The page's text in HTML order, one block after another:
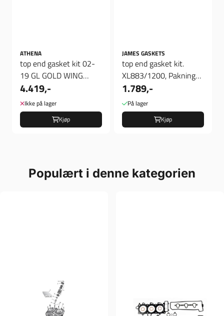
ATHENA
top end gasket kit 02-
19 GL GOLD WING
1800cc
4.419,-
Ikke på lager
Kjøp
JAMES GASKETS
top end gasket kit.
XL883/1200, Pakning
sett
1.789,-
På lager
Kjøp
Populært i denne kategorien